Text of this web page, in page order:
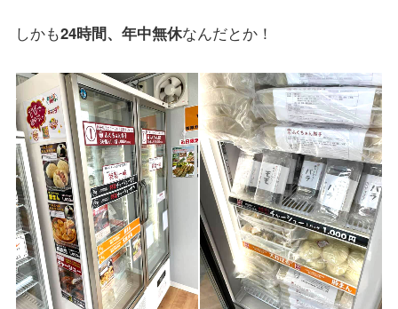
しかも24時間、年中無休なんだとか！